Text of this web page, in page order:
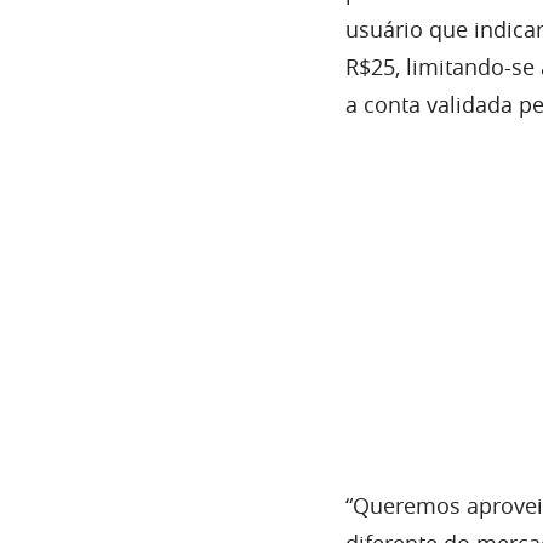
usuário que
R$25, limitando-
a conta validada
“Queremos